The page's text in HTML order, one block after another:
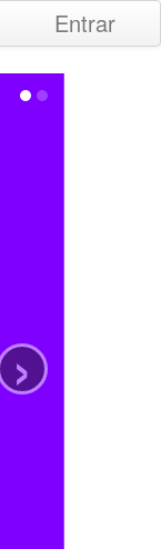
Entrar
›